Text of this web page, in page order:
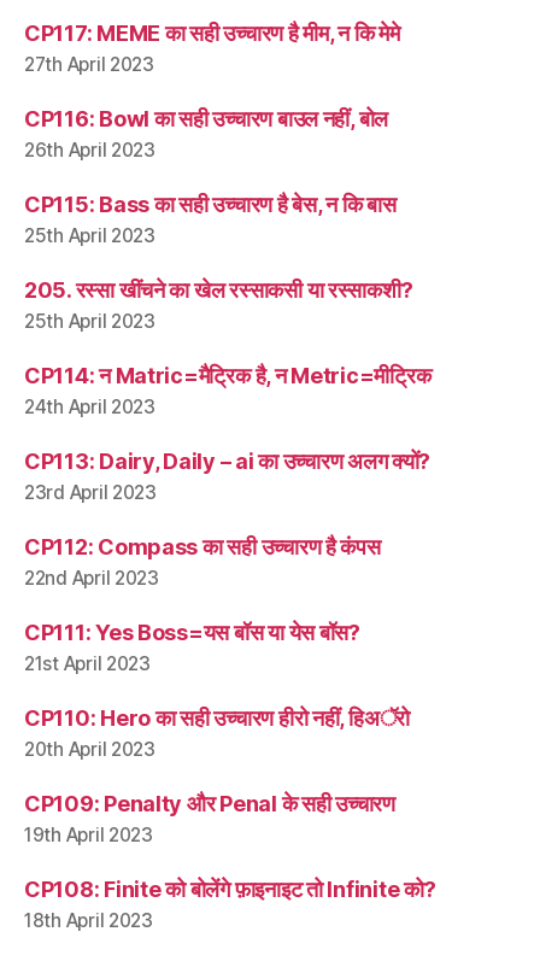
CP117: MEME का सही उच्चारण है मीम, न कि मेमे
27th April 2023
CP116: Bowl का सही उच्चारण बाउल नहीं, बोल
26th April 2023
CP115: Bass का सही उच्चारण है बेस, न कि बास
25th April 2023
205. रस्सा खींचने का खेल रस्साकसी या रस्साकशी?
25th April 2023
CP114: न Matric=मैट्रिक है, न Metric=मीट्रिक
24th April 2023
CP113: Dairy, Daily – ai का उच्चारण अलग क्यों?
23rd April 2023
CP112: Compass का सही उच्चारण है कंपस
22nd April 2023
CP111: Yes Boss=यस बॉस या येस बॉस?
21st April 2023
CP110: Hero का सही उच्चारण हीरो नहीं, हिअॅरो
20th April 2023
CP109: Penalty और Penal के सही उच्चारण
19th April 2023
CP108: Finite को बोलेंगे फ़ाइनाइट तो Infinite को?
18th April 2023